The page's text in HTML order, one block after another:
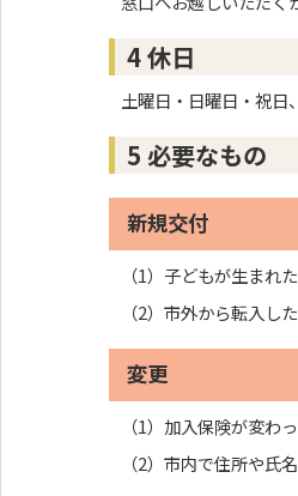
4 休日
土曜日・日曜日・祝日
5 必要なもの
新規交付
（1）子どもが生ま
（2）市外から転入
変更
（1）加入保険が変
（2）市内で住所や